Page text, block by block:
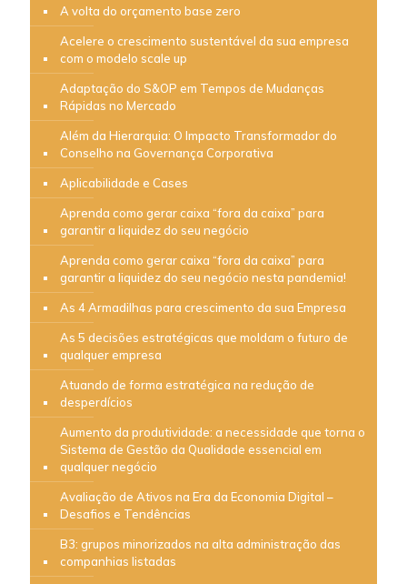
A volta do orçamento base zero
Acelere o crescimento sustentável da sua empresa
com o modelo scale up
Adaptação do S&OP em Tempos de Mudanças
Rápidas no Mercado
Além da Hierarquia: O Impacto Transformador do
Conselho na Governança Corporativa
Aplicabilidade e Cases
Aprenda como gerar caixa “fora da caixa” para
garantir a liquidez do seu negócio
Aprenda como gerar caixa “fora da caixa” para
garantir a liquidez do seu negócio nesta pandemia!
As 4 Armadilhas para crescimento da sua Empresa
As 5 decisões estratégicas que moldam o futuro de
qualquer empresa
Atuando de forma estratégica na redução de
desperdícios
Aumento da produtividade: a necessidade que torna o
Sistema de Gestão da Qualidade essencial em
qualquer negócio
Avaliação de Ativos na Era da Economia Digital –
Desafios e Tendências
B3: grupos minorizados na alta administração das
companhias listadas